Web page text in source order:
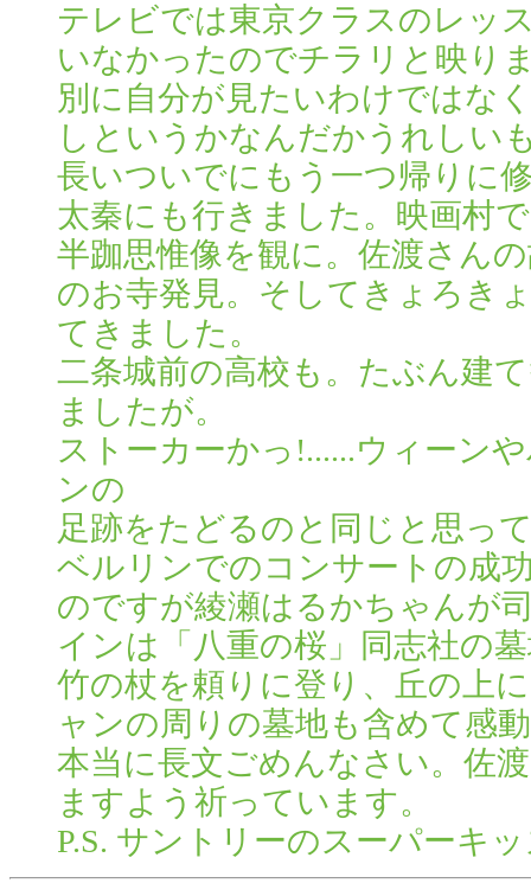
テレビでは東京クラスのレッ
いなかったのでチラリと映り
別に自分が見たいわけではな
しというかなんだかうれしい
長いついでにもう一つ帰りに
太秦にも行きました。映画村
半跏思惟像を観に。佐渡さん
のお寺発見。そしてきょろき
てきました。
二条城前の高校も。たぶん建
ましたが。
ストーカーかっ!......ウィーン
ンの
足跡をたどるのと同じと思っ
ベルリンでのコンサートの成
のですが綾瀬はるかちゃんが
インは「八重の桜」同志社の
竹の杖を頼りに登り、丘の上
ャンの周りの墓地も含めて感
本当に長文ごめんなさい。佐
ますよう祈っています。
P.S. サントリーのスーパーキ